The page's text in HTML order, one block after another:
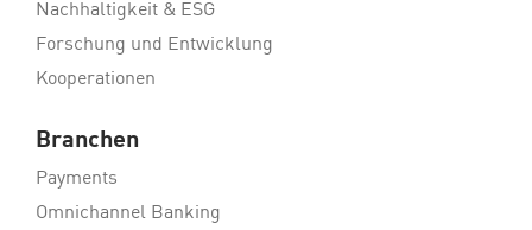
Nachhaltigkeit & ESG
Forschung und Entwicklung
Kooperationen
Branchen
Payments
Omnichannel Banking